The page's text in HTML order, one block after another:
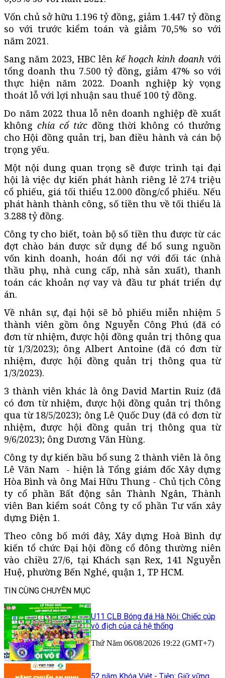
Vốn chủ sở hữu 1.196 tỷ đồng, giảm 1.447 tỷ đồng
so với trước kiểm toán và giảm 70,5% so với
năm 2021.
Sang năm 2023, HBC lên kế hoạch kinh doanh với
tổng doanh thu 7.500 tỷ đồng, giảm 47% so với
thực hiện năm 2022. Doanh nghiệp kỳ vọng
thoát lỗ với lợi nhuận sau thuế 100 tỷ đồng.
Do năm 2022 thua lỗ nên doanh nghiệp đề xuất
không chia cổ tứcđồng thời không có thưởng
cho Hội đồng quản trị, ban điều hành và cán bộ
trọng yếu.
Một nội dung quan trọng sẽ được trình tại đại
hội là việc dự kiến phát hành riêng lẻ 274 triệu
cổ phiếu, giá tối thiểu 12.000 đồng/cổ phiếu. Nếu
phát hành thành công, số tiền thu về tối thiểu là
3.288 tỷ đồng.
Công ty cho biết, toàn bộ số tiền thu được từ các
đợt chào bán được sử dụng để bổ sung nguồn
vốn kinh doanh, hoán đổi nợ với đối tác (nhà
thầu phụ, nhà cung cấp, nhà sản xuất), thanh
toán các khoản nợ vay và đầu tư phát triển dự
án.
Về nhân sự, đại hội sẽ bỏ phiếu miễn nhiệm 5
thành viên gồm ông Nguyễn Công Phú (đã có
đơn từ nhiệm, được hội đồng quản trị thông qua
từ 1/3/2023); ông Albert Antoine (đã có đơn từ
nhiệm, được hội đồng quản trị thông qua từ
1/3/2023).
3 thành viên khác là ông David Martin Ruiz (đã
có đơn từ nhiệm, được hội đồng quản trị thông
qua từ 18/5/2023); ông Lê Quốc Duy (đã có đơn từ
nhiệm, được hội đồng quản trị thông qua từ
9/6/2023); ông Dương Văn Hùng.
Công ty dự kiến bầu bổ sung 2 thành viên là ông
Lê Văn Nam - hiện là Tổng giám đốc Xây dựng
Hòa Bình và ông Mai Hữu Thung - Chủ tịch Công
ty cổ phần Bất động sản Thành Ngân, Thành
viên Ban kiểm soát Công ty cổ phần Tư vấn xây
dựng Điện 1.
Theo công bố mới đây, Xây dựng Hoà Bình dự
kiến tổ chức Đại hội đồng cổ đông thường niên
vào chiều 27/6, tại Khách sạn Rex, 141 Nguyễn
Huệ, phường Bến Nghé, quận 1, TP HCM.
TIN CÙNG CHUYÊN MỤC
U11 CLB Bóng đá Hà Nội: Chiếc cúp
vô địch của cả hệ thống
Thứ Năm 06/08/2026 19:22 (GMT+7)